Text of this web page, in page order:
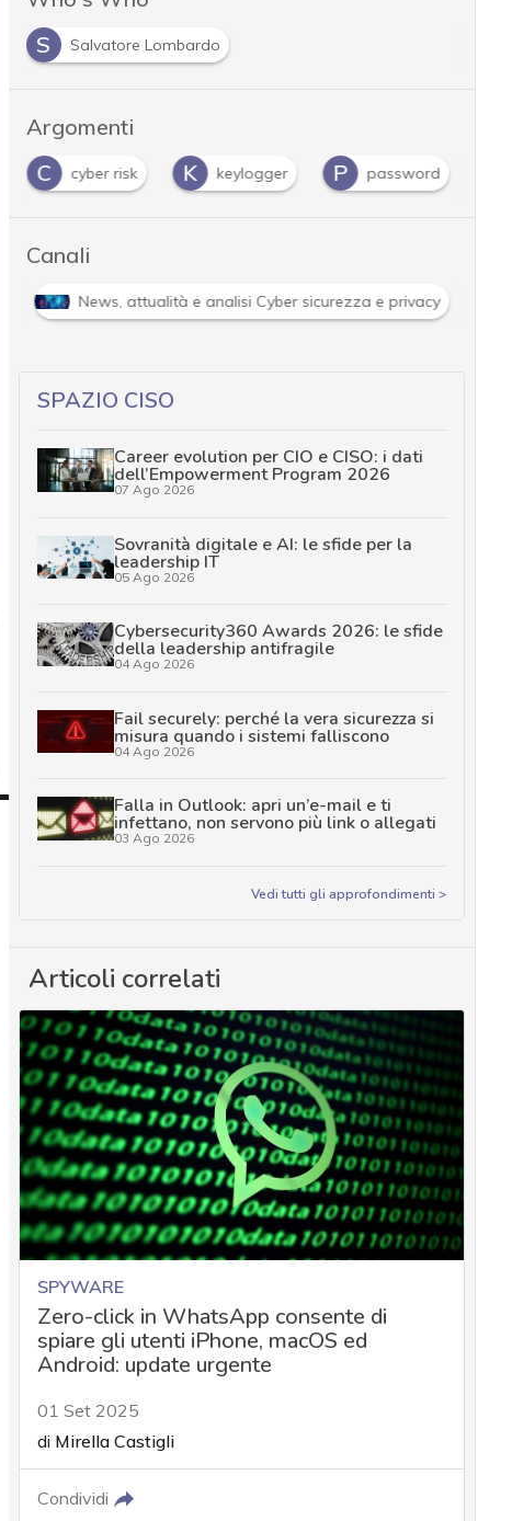
S
Salvatore Lombardo
Argomenti
C cyber risk K keylogger P password
Canali
News, attualità e analisi Cyber sicurezza e privacy
SPAZIO CISO
Career evolution per CIO e CISO: i dati
dell’Empowerment Program 2026
07 Ago 2026
Sovranità digitale e AI: le sfide per la
leadership IT
05 Ago 2026
Cybersecurity360 Awards 2026: le sfide
della leadership antifragile
04 Ago 2026
Fail securely: perché la vera sicurezza si
misura quando i sistemi falliscono
04 Ago 2026
Falla in Outlook: apri un’e-mail e ti
infettano, non servono più link o allegati
03 Ago 2026
Vedi tutti gli approfondimenti >
Articoli correlati
SPYWARE
Zero-click in WhatsApp consente di
spiare gli utenti iPhone, macOS ed
Android: update urgente
01 Set 2025
di Mirella Castigli
Condividi